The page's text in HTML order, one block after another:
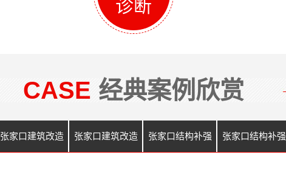
诊断
CASE 经典案例欣赏
张家口建筑改造 张家口建筑改造 张家口结构补强 张家口结构补强